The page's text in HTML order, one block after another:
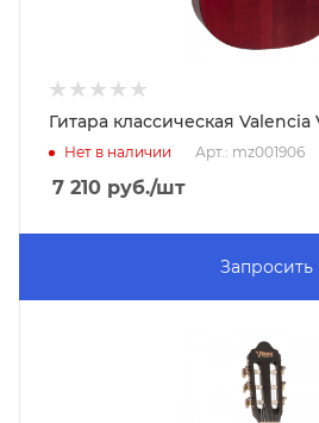
Гитара классическая Valencia
Нет в наличии Арт.: mz001906
7 210 руб./шт
Запросить